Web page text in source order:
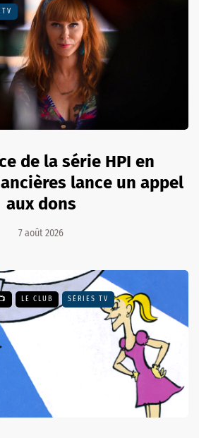
de la série HPI en
lance un appel
aux dons
7 août 2026
LE CLUB SÉRIES TV